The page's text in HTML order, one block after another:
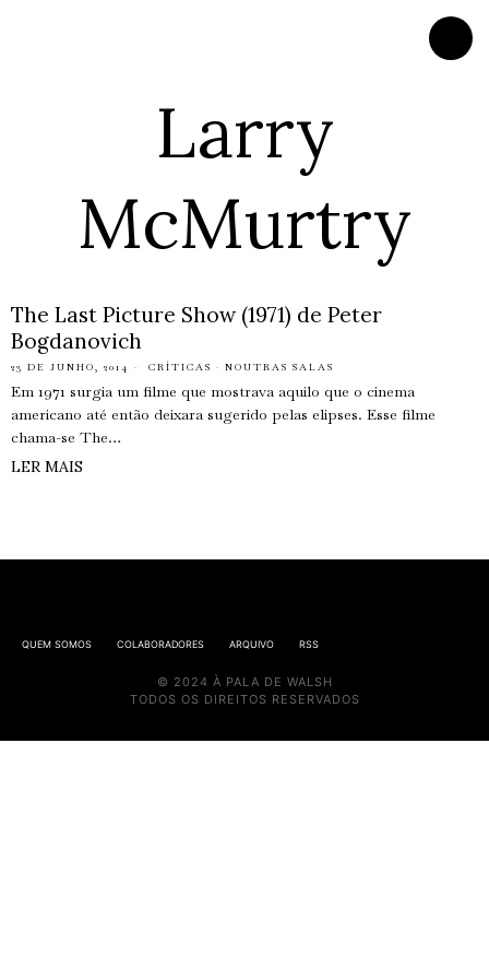
Larry
McMurtry
The Last Picture Show (1971) de Peter
Bogdanovich
23 DE JUNHO, 2014 CRÍTICAS · NOUTRAS SALAS
Em 1971 surgia um filme que mostrava aquilo que o cinema
americano até então deixara sugerido pelas elipses. Esse filme
chama-se The…
LER MAIS
QUEM SOMOS COLABORADORES ARQUIVO RSS
© 2024 À PALA DE WALSH
TODOS OS DIREITOS RESERVADOS